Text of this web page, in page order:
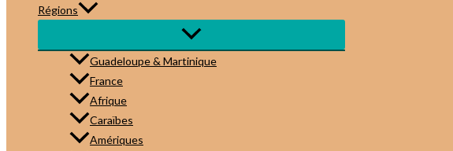
Régions
Guadeloupe & Martinique
France
Afrique
Caraïbes
Amériques